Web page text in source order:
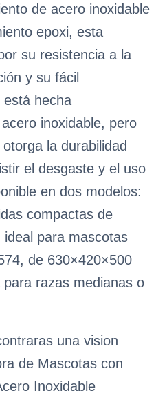
de acero inoxidable
epoxi, esta
su resistencia a la
y su fácil
está hecha
inoxidable, pero
la durabilidad
el desgaste y el uso
en dos modelos:
compactas de
para mascotas
de 630×420×500
razas medianas o
una vision
de Mascotas con
Inoxidable